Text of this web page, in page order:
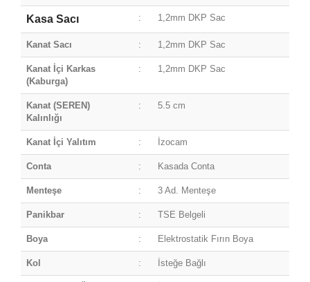
Kasa Sacı : 1,2mm DKP Sac
Kanat Sacı : 1,2mm DKP Sac
Kanat İçi Karkas
(Kaburga)
: 1,2mm DKP Sac
Kanat (SEREN)
Kalınlığı
: 5.5 cm
Kanat İçi Yalıtım : İzocam
Conta : Kasada Conta
Menteşe : 3 Ad. Menteşe
Panikbar : TSE Belgeli
Boya : Elektrostatik Fırın Boya
Kol : İsteğe Bağlı